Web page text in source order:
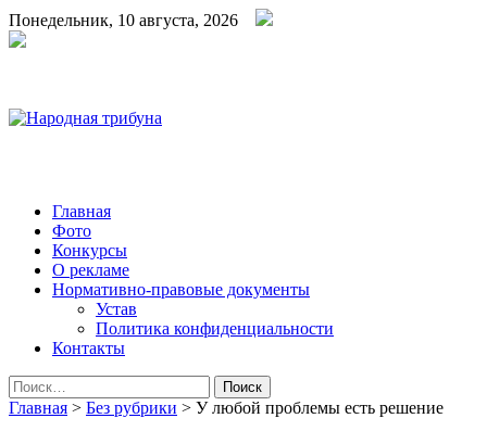
Понедельник, 10 августа, 2026
Народная трибуна
Калининская районная газета
Главная
Фото
Конкурсы
О рекламе
Нормативно-правовые документы
Устав
Политика конфиденциальности
Контакты
Найти:
Главная > Без рубрики > У любой проблемы есть решение